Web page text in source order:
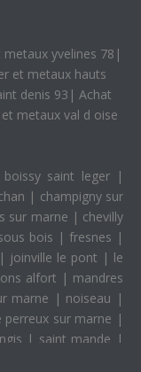
yvelines 78 |
et metaux hauts
denis 93 | Achat
metaux val d oise
boissy saint leger |
| champigny sur
sur marne | chevilly
bois | fresnes |
| joinville le pont | le
alfort | mandres
marne | noiseau |
perreux sur marne |
| saint mande |